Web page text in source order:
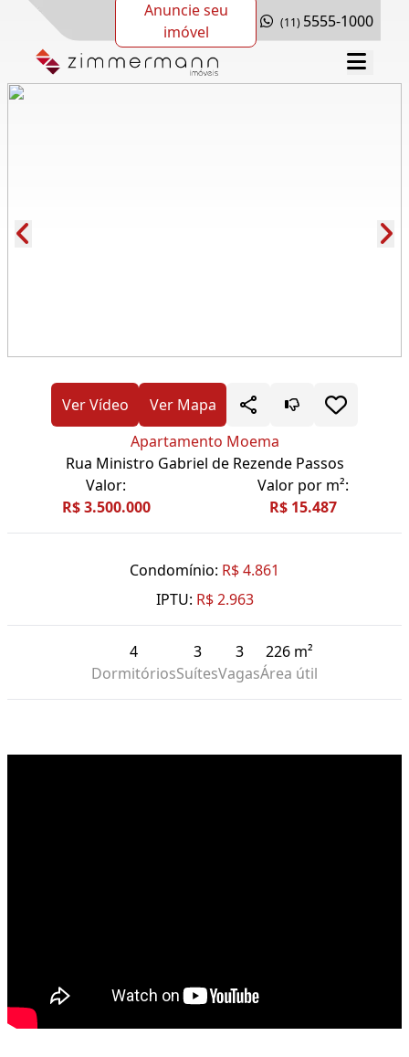
Anuncie seu
imóvel
(11) 5555-1000
Ver Vídeo
Ver Mapa
Apartamento Moema
Rua Ministro Gabriel de Rezende Passos
Valor:
R$ 3.500.000
Valor por m²:
R$ 15.487
Condomínio: R$ 4.861
IPTU: R$ 2.963
4
Dormitórios
3
Suítes
3
Vagas
226 m²
Área útil